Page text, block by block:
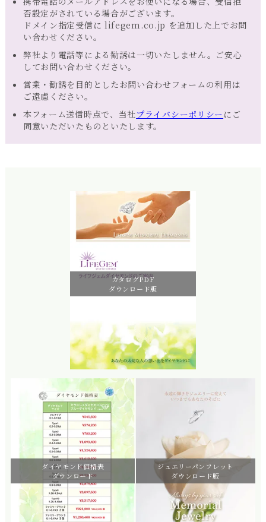
否設定がされている場合がございます。
ドメイン指定受信に lifegem.co.jp を追加した上でお問
い合わせください。
弊社より電話等による勧誘は一切いたしません。ご安心
してお問い合わせください。
営業・勧誘を目的としたお問い合わせフォームの利用は
ご遠慮ください。
本フォーム送信時点で、当社プライバシーポリシー にご
同意いただいたものといたします。
カタログPDF
ダウンロード版
ダイヤモンド価格表
ダウンロード
ジュエリーパンフレット
ダウンロード版